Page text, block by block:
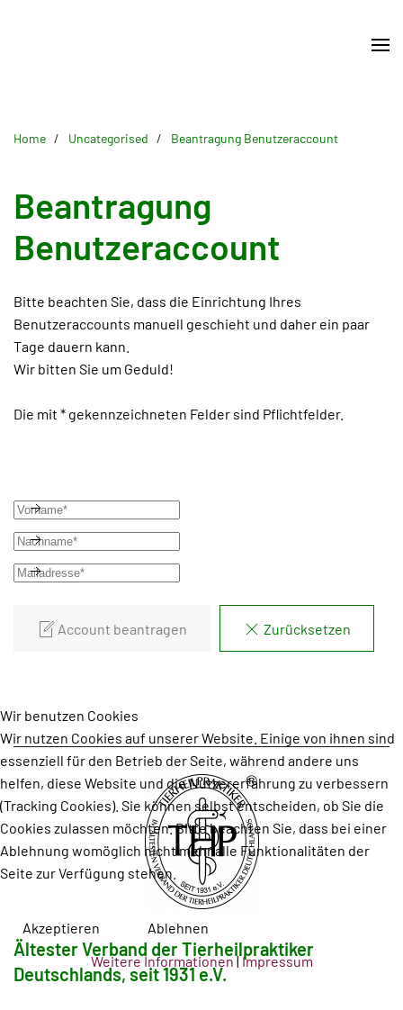
Home Uncategorised Beantragung Benutzeraccount
Beantragung
Benutzeraccount
Bitte beachten Sie, dass die Einrichtung Ihres
Benutzeraccounts manuell geschieht und daher ein paar
Tage dauern kann.
Wir bitten Sie um Geduld!
Die mit * gekennzeichneten Felder sind Pflichtfelder.
Account beantragen Zurücksetzen
Ältester Verband der Tierheilpraktiker
Deutschlands, seit 1931 e.V.
Wir benutzen Cookies
Wir nutzen Cookies auf unserer Website. Einige von ihnen sind
essenziell für den Betrieb der Seite, während andere uns
helfen, diese Website und die Nutzererfahrung zu verbessern
(Tracking Cookies). Sie können selbst entscheiden, ob Sie die
Cookies zulassen möchten. Bitte beachten Sie, dass bei einer
Ablehnung womöglich nicht mehr alle Funktionalitäten der
Seite zur Verfügung stehen.
Akzeptieren
Ablehnen
Weitere Informationen|Impressum